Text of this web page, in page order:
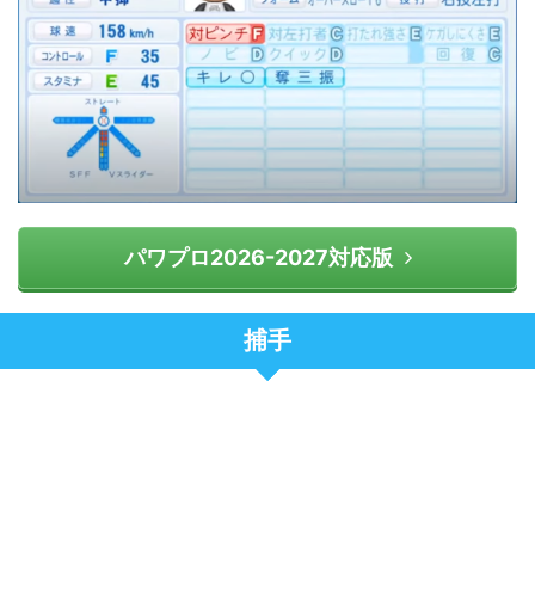
パワプロ2026-2027対応版
捕手